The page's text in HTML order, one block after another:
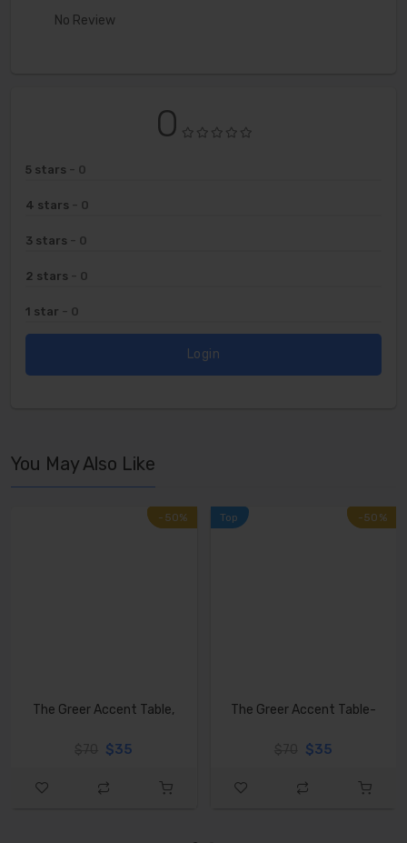
No Review
0
5 stars - 0
4 stars - 0
3 stars - 0
2 stars - 0
1 star - 0
Login
You May Also Like
-50%
-50%
The Greer Accent Table,
$35
Top -50%
-50%
The Greer Accent Table-
$35